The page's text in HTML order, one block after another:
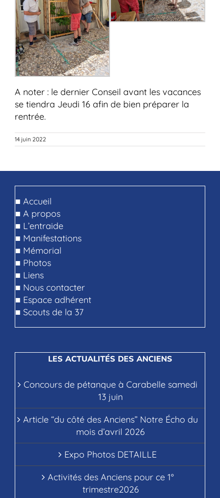
A noter : le dernier Conseil avant les vacances
se tiendra Jeudi 16 afin de bien préparer la
rentrée.
14 juin 2022
■ Accueil
■ A propos
■ L’entraide
■ Manifestations
■ Mémorial
■ Photos
■ Liens
■ Nous contacter
■ Espace adhérent
■ Scouts de la 37
LES ACTUALITÉS DES ANCIENS
Concours de pétanque à Carabelle samedi
13 juin
Article “du côté des Anciens” Notre Écho du
mois d’avril 2026
Expo Photos DETAILLE
Activités des Anciens pour ce 1°
trimestre2026